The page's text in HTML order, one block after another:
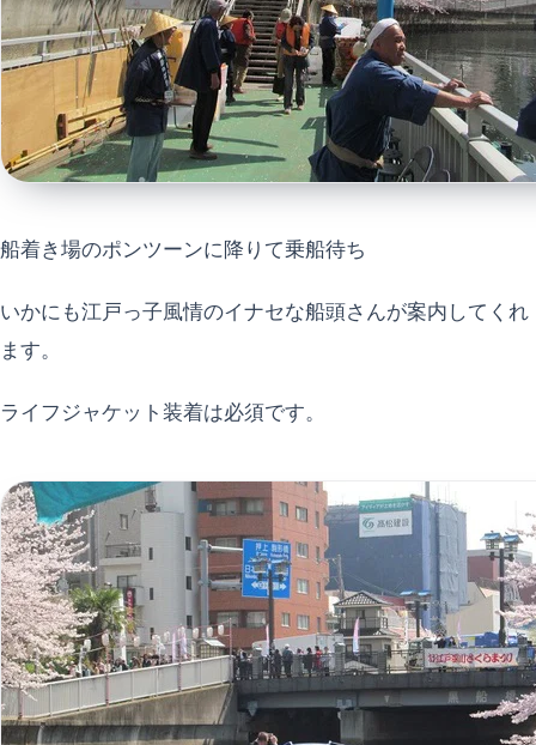
船着き場のポンツーンに降りて乗船待ち
いかにも江戸っ子風情のイナセな船頭さんが案内してくれ
ます。
ライフジャケット装着は必須です。